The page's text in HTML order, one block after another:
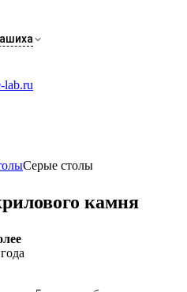
lab.ru
Серые столы
камня